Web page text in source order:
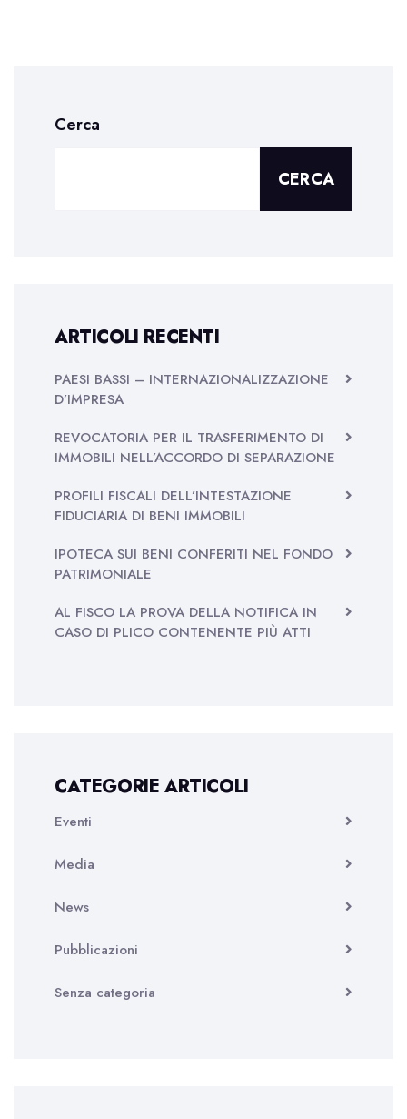
Cerca
CERCA
ARTICOLI RECENTI
PAESI BASSI – INTERNAZIONALIZZAZIONE
D’IMPRESA
REVOCATORIA PER IL TRASFERIMENTO DI
IMMOBILI NELL’ACCORDO DI SEPARAZIONE
PROFILI FISCALI DELL’INTESTAZIONE
FIDUCIARIA DI BENI IMMOBILI
IPOTECA SUI BENI CONFERITI NEL FONDO
PATRIMONIALE
AL FISCO LA PROVA DELLA NOTIFICA IN
CASO DI PLICO CONTENENTE PIÙ ATTI
CATEGORIE ARTICOLI
Eventi
Media
News
Pubblicazioni
Senza categoria